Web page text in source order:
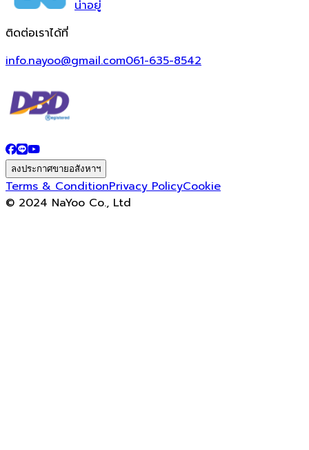
น่าอยู่
ติดต่อเราได้ที่
info.nayoo@gmail.com061-635-8542
ลงประกาศขายอสังหาฯ
Terms & ConditionPrivacy PolicyCookie
© 2024 NaYoo Co., Ltd